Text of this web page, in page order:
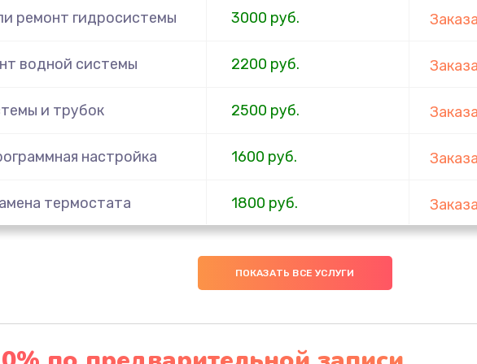
ремонт гидросистемы 3000 руб.
водной системы 2200 руб.
и трубок 2500 руб.
настройка 1600 руб.
термостата 1800 руб.
3000 руб.
ПОКАЗАТЬ ВСЕ УСЛУГИ